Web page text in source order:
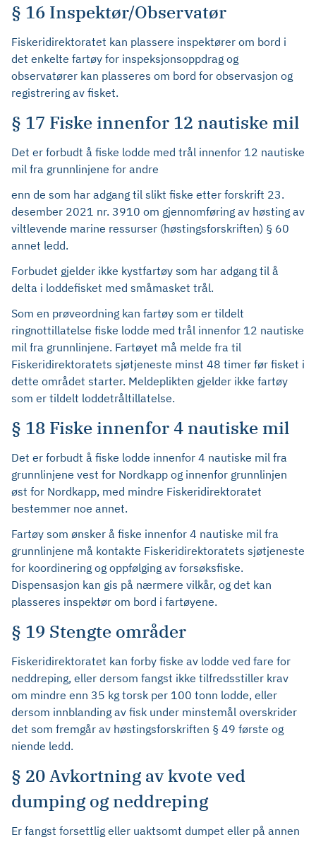
§ 16 Inspektør/Observatør
Fiskeridirektoratet kan plassere inspektører om bord i
det enkelte fartøy for inspeksjonsoppdrag og
observatører kan plasseres om bord for observasjon og
registrering av fisket.
§ 17 Fiske innenfor 12 nautiske mil
Det er forbudt å fiske lodde med trål innenfor 12 nautiske
mil fra grunnlinjene for andre
enn de som har adgang til slikt fiske etter forskrift 23.
desember 2021 nr. 3910 om gjennomføring av høsting av
viltlevende marine ressurser (høstingsforskriften) § 60
annet ledd.
Forbudet gjelder ikke kystfartøy som har adgang til å
delta i loddefisket med småmasket trål.
Som en prøveordning kan fartøy som er tildelt
ringnottillatelse fiske lodde med trål innenfor 12 nautiske
mil fra grunnlinjene. Fartøyet må melde fra til
Fiskeridirektoratets sjøtjeneste minst 48 timer før fisket i
dette området starter. Meldeplikten gjelder ikke fartøy
som er tildelt loddetråltillatelse.
§ 18 Fiske innenfor 4 nautiske mil
Det er forbudt å fiske lodde innenfor 4 nautiske mil fra
grunnlinjene vest for Nordkapp og innenfor grunnlinjen
øst for Nordkapp, med mindre Fiskeridirektoratet
bestemmer noe annet.
Fartøy som ønsker å fiske innenfor 4 nautiske mil fra
grunnlinjene må kontakte Fiskeridirektoratets sjøtjeneste
for koordinering og oppfølging av forsøksfiske.
Dispensasjon kan gis på nærmere vilkår, og det kan
plasseres inspektør om bord i fartøyene.
§ 19 Stengte områder
Fiskeridirektoratet kan forby fiske av lodde ved fare for
neddreping, eller dersom fangst ikke tilfredsstiller krav
om mindre enn 35 kg torsk per 100 tonn lodde, eller
dersom innblanding av fisk under minstemål overskrider
det som fremgår av høstingsforskriften § 49 første og
niende ledd.
§ 20 Avkortning av kvote ved
dumping og neddreping
Er fangst forsettlig eller uaktsomt dumpet eller på annen